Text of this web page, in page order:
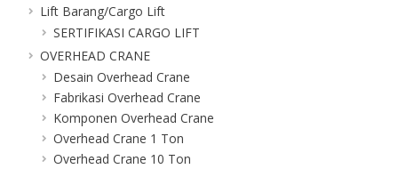
Lift Barang/Cargo Lift
SERTIFIKASI CARGO LIFT
OVERHEAD CRANE
Desain Overhead Crane
Fabrikasi Overhead Crane
Komponen Overhead Crane
Overhead Crane 1 Ton
Overhead Crane 10 Ton